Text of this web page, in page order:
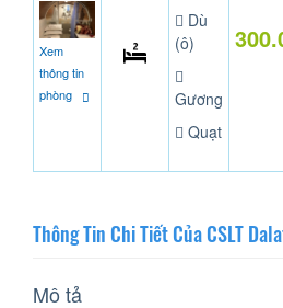
Xem
thông tin
phòng
Dù
(ô)
Gương
Quạt
Thông Tin Chi Tiết Của CSLT
Mô tả